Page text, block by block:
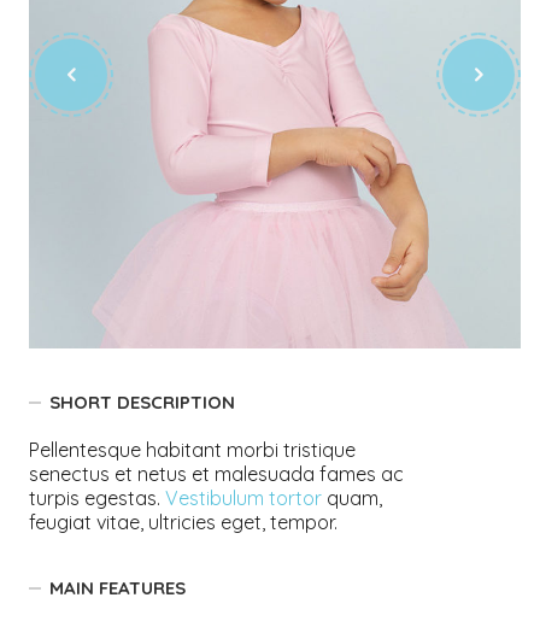
SHORT DESCRIPTION
Pellentesque habitant morbi tristique
senectus et netus et malesuada fames ac
turpis egestas.Vestibulum tortor quam,
feugiat vitae, ultricies eget, tempor.
MAIN FEATURES